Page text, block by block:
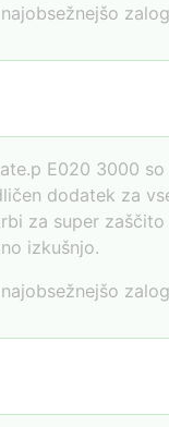
E020 3000
dodatek za
za super
izkušnjo.